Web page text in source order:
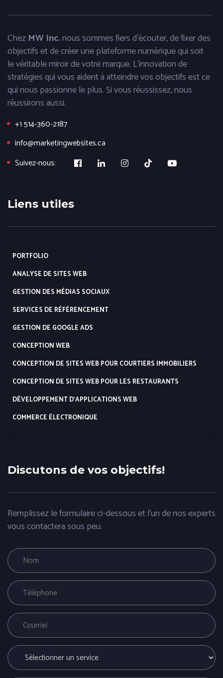
Chez MW Inc.nous sommes fiers d'écouter, de fixer des
objectifs et de créer une plateforme numérique qui soit
le véritable miroir de votre marque. L'innovation de
stratégies qui vous aident à atteindre vos objectifs est ce
qui nous passionne le plus. Si vous réussissez, nous
réussirons aussi.
+1 514-360-2187
info@marketingwebsites.ca
Suivez-nous:
Liens utiles
PORTFOLIO
ANALYSE DE SITES WEB
GESTION DES MÉDIAS SOCIAUX
SERVICES DE RÉFÉRENCEMENT
GESTION DE GOOGLE ADS
CONCEPTION WEB
CONCEPTION DE SITES WEB POUR COURTIERS IMMOBILIERS
CONCEPTION DE SITES WEB POUR LES RESTAURANTS
DÉVELOPPEMENT D’APPLICATIONS WEB
COMMERCE ÉLECTRONIQUE
Discutons de vos objectifs!
Remplissez le formulaire ci-dessous et l'un de nos experts
vous contactera sous peu.